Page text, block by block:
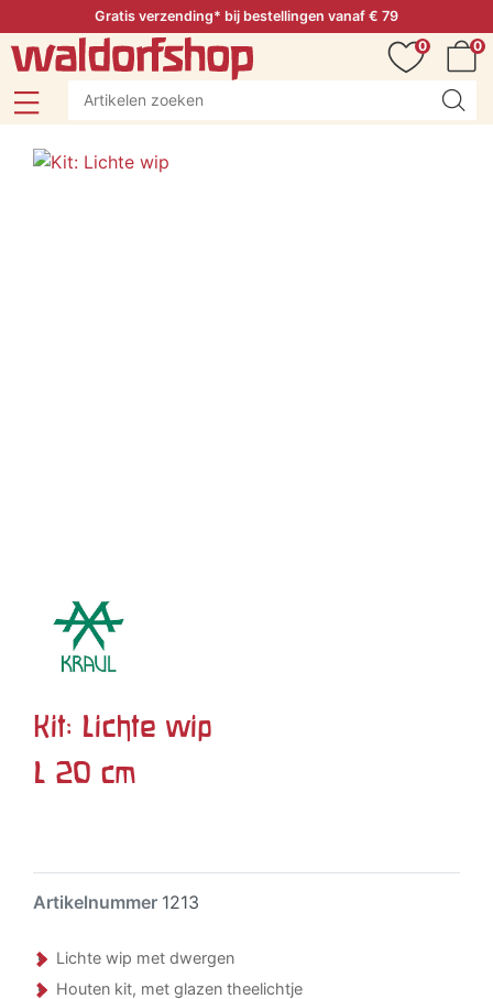
Gratis verzending* bij bestellingen vanaf € 79
0
0
Kit: Lichte wip
L 20 cm
Artikelnummer 1213
Lichte wip met dwergen
Houten kit, met glazen theelichtje